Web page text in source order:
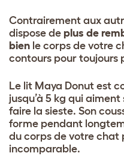
Contrairement aux
dispose de plus de
bien le corps de votre
contours pour toujours
Le lit Maya Donut est
jusqu’à 5 kg qui
faire la sieste. Son
forme pendant
du corps de votre chat
incomparable.